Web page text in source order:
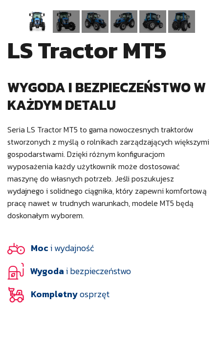
LS Tractor MT5
WYGODA I BEZPIECZEŃSTWO W
KAŻDYM DETALU
Seria LS Tractor MT5 to gama nowoczesnych traktorów
stworzonych z myślą o rolnikach zarządzających większymi
gospodarstwami. Dzięki różnym konfiguracjom
wyposażenia każdy użytkownik może dostosować
maszynę do własnych potrzeb. Jeśli poszukujesz
wydajnego i solidnego ciągnika, który zapewni komfortową
pracę nawet w trudnych warunkach, modele MT5 będą
doskonałym wyborem.
Moci wydajność
Wygodai bezpieczeństwo
Kompletnyosprzęt